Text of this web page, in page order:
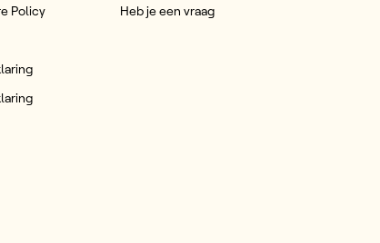
Policy
Heb je een vraag